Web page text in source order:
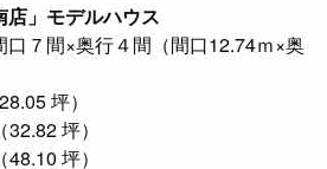
店」モデルハウス
７間×奥行４間（間口12.74ｍ×奥
坪）
坪）
坪）